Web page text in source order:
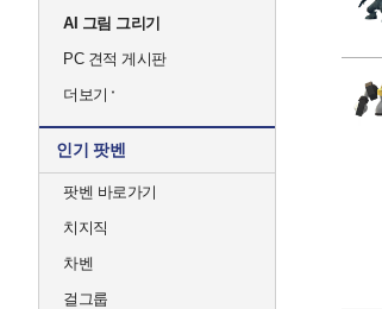
AI 그림 그리기
PC 견적 게시판
더보기
인기 팟벤
팟벤 바로가기
치지직
차벤
걸그룹